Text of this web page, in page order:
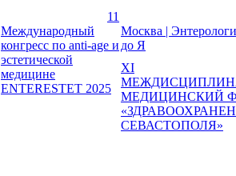
11
Международный
конгресс по anti-age и
эстетической
медицине
ENTERESTET 2025
Москва |
до Я
XI
МЕДИЦИНСКИЙ
СЕВАСТОПОЛЯ»